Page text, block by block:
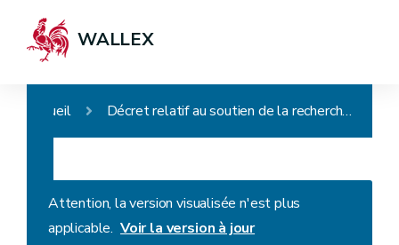
WALLEX
Accueil Décret relatif au soutien de la recherche, du développement et de l'innovation en Wallonie
Attention, la version visualisée n'est plus
applicable. Voir la version à jour